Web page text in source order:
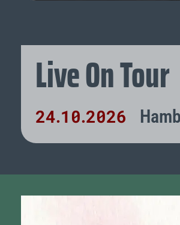
Live On Tour
24.10.2026